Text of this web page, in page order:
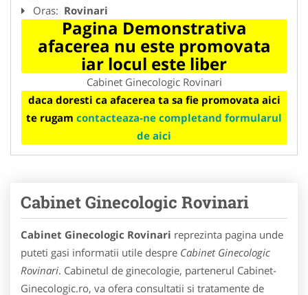
Oras: Rovinari
Pagina Demonstrativa
afacerea nu este promovata
iar locul este liber
Cabinet Ginecologic Rovinari
daca doresti ca afacerea ta sa fie promovata aici
te rugam contacteaza-ne completand formularul
de aici
Cabinet Ginecologic Rovinari
Cabinet Ginecologic Rovinari reprezinta pagina unde
puteti gasi informatii utile despre Cabinet Ginecologic
Rovinari. Cabinetul de ginecologie, partenerul Cabinet-
Ginecologic.ro, va ofera consultatii si tratamente de